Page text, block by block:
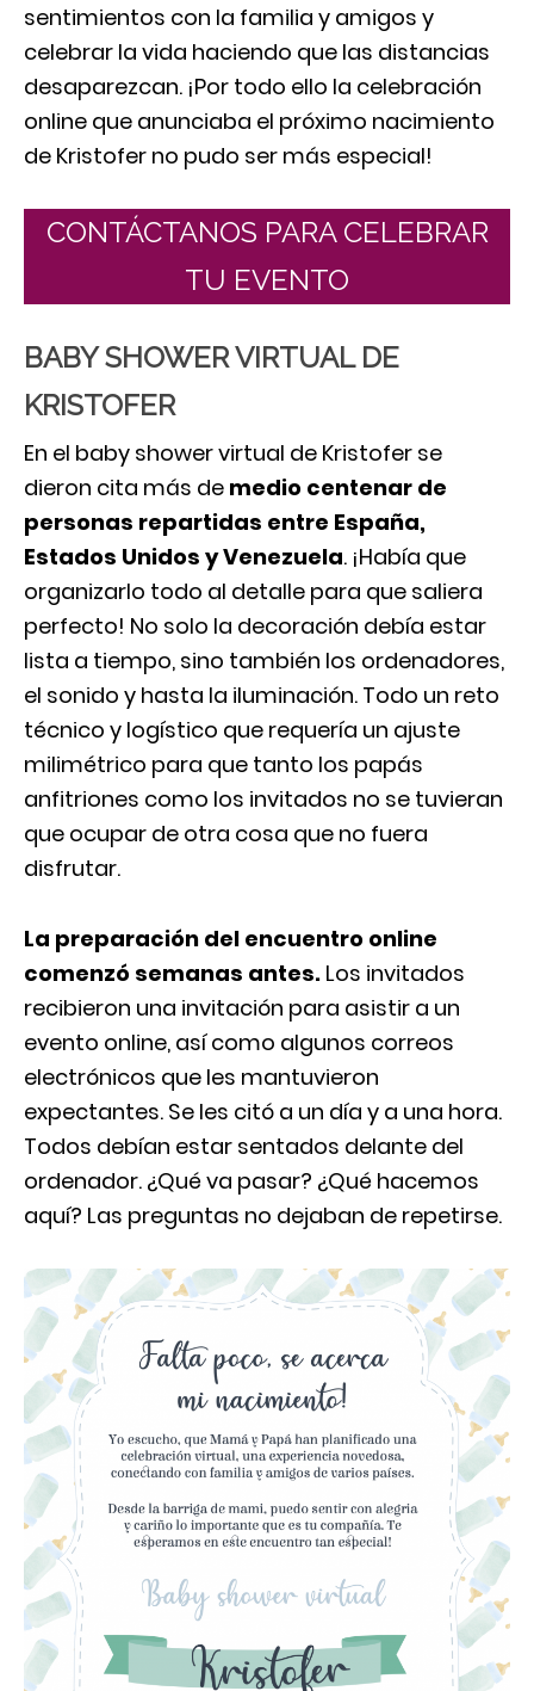
sentimientos con la familia y amigos y
celebrar la vida haciendo que las distancias
desaparezcan. ¡Por todo ello la celebración
online que anunciaba el próximo nacimiento
de Kristofer no pudo ser más especial!
CONTÁCTANOS PARA CELEBRAR
TU EVENTO
BABY SHOWER VIRTUAL DE
KRISTOFER
En el baby shower virtual de Kristofer se
dieron cita más de medio centenar de
personas repartidas entre España,
Estados Unidos y Venezuela. ¡Había que
organizarlo todo al detalle para que saliera
perfecto! No solo la decoración debía estar
lista a tiempo, sino también los ordenadores,
el sonido y hasta la iluminación. Todo un reto
técnico y logístico que requería un ajuste
milimétrico para que tanto los papás
anfitriones como los invitados no se tuvieran
que ocupar de otra cosa que no fuera
disfrutar.
La preparación del encuentro online
comenzó semanas antes. Los invitados
recibieron una invitación para asistir a un
evento online, así como algunos correos
electrónicos que les mantuvieron
expectantes. Se les citó a un día y a una hora.
Todos debían estar sentados delante del
ordenador. ¿Qué va pasar? ¿Qué hacemos
aquí? Las preguntas no dejaban de repetirse.